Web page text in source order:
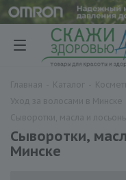
Сыворотки,
Минске